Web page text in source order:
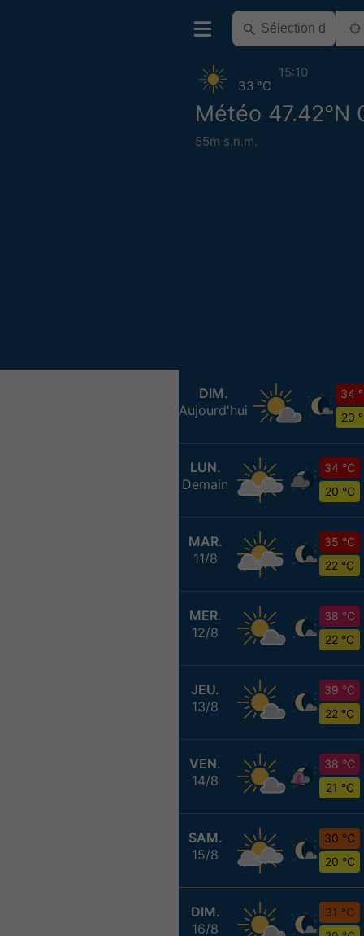
Météo 47.42°N
55m s.n.m.
33 °C
15:10
DIM.
Aujourd'hui
34
20
LUN.
Demain
34 °C
20 °C
MAR.
11/8
35 °C
22 °C
MER.
12/8
38 °C
22 °C
JEU.
13/8
39 °C
22 °C
VEN.
14/8
38 °C
21 °C
SAM.
15/8
30 °C
20 °C
DIM.
16/8
31 °C